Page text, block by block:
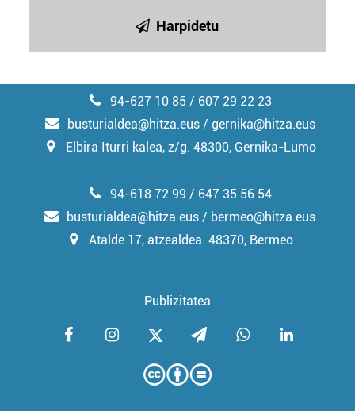
Harpidetu
94-627 10 85 / 607 29 22 23
busturialdea@hitza.eus / gernika@hitza.eus
Elbira Iturri kalea, z/g. 48300, Gernika-Lumo
Publizitatea
94-618 72 99 / 647 35 56 54
busturialdea@hitza.eus / bermeo@hitza.eus
Atalde 17, atzealdea. 48370, Bermeo